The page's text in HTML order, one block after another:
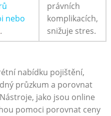
nebo
.
právních
komplikacích,
snižuje stres.
nabídku pojištění,
průzkum a porovnat
jako jsou online
pomoci porovnat ceny